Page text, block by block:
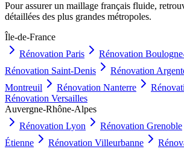
Pour assurer un maillage français fluide,
détaillées des plus grandes métropoles.
Île-de-France
Rénovation Paris Rénovation
Rénovation Saint-Denis Rénovation
Montreuil
Rénovation Nanterre
Rénovation Versailles
Auvergne-Rhône-Alpes
Rénovation Lyon Rénovation Grenoble
Étienne
Rénovation Villeurbanne